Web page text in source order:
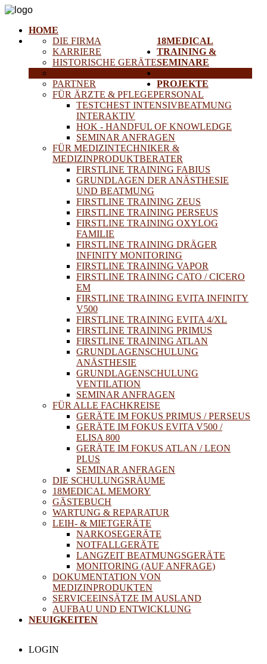
HOME
18MEDICAL
DIE FIRMA
KARRIERE
HISTORISCHE GERÄTE
PARTNER
TRAINING &
SEMINARE
FÜR ÄRZTE & PFLEGEPERSONAL
TESTCHEST INTENSIVBEATMUNG
INTERAKTIV
HOK - HANDFUL OF KNOWLEDGE
SEMINAR ANFRAGEN
FÜR MEDIZINTECHNIKER &
MEDIZINPRODUKTBERATER
FIRSTLINE TRAINING FABIUS
GRUNDLAGEN DER ANÄSTHESIE
UND BEATMUNG
FIRSTLINE TRAINING ZEUS
FIRSTLINE TRAINING PERSEUS
FIRSTLINE TRAINING OXYLOG
FAMILIE
FIRSTLINE TRAINING DRÄGER
INFINITY MONITORING
FIRSTLINE TRAINING VAPOR
FIRSTLINE TRAINING CATO / CICERO
EM
FIRSTLINE TRAINING EVITA INFINITY
V500
FIRSTLINE TRAINING EVITA 4/XL
FIRSTLINE TRAINING PRIMUS
FIRSTLINE TRAINING ATLAN
GRUNDLAGENSCHULUNG
ANÄSTHESIE
GRUNDLAGENSCHULUNG
VENTILATION
SEMINAR ANFRAGEN
FÜR ALLE FACHKREISE
GERÄTE IM FOKUS PRIMUS / PERSEUS
GERÄTE IM FOKUS EVITA V500 /
ELISA 800
GERÄTE IM FOKUS ATLAN / LEON
PLUS
SEMINAR ANFRAGEN
DIE SCHULUNGSRÄUME
18MEDICAL MEMORY
GÄSTEBUCH
WARTUNG & REPARATUR
LEIH- & MIETGERÄTE
NARKOSEGERÄTE
NOTFALLGERÄTE
LANGZEIT BEATMUNGSGERÄTE
MONITORING (AUF ANFRAGE)
DOKUMENTATION VON
MEDIZINPRODUKTEN
PROJEKTE
SERVICEEINSÄTZE IM AUSLAND
AUFBAU UND ENTWICKLUNG
NEUIGKEITEN
LOGIN